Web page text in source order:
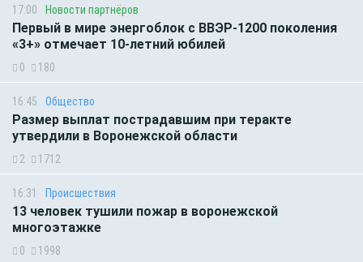
17:00 Новости партнёров
Первый в мире энергоблок с ВВЭР-1200 поколения
«3+» отмечает 10-летний юбилей
0 180
16:45 Общество
Размер выплат пострадавшим при теракте
утвердили в Воронежской области
2 1712
16:31 Происшествия
13 человек тушили пожар в воронежской
многоэтажке
0 1998